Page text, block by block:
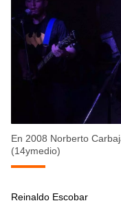
En 2008 Norberto
(14ymedio)
Reinaldo Escobar